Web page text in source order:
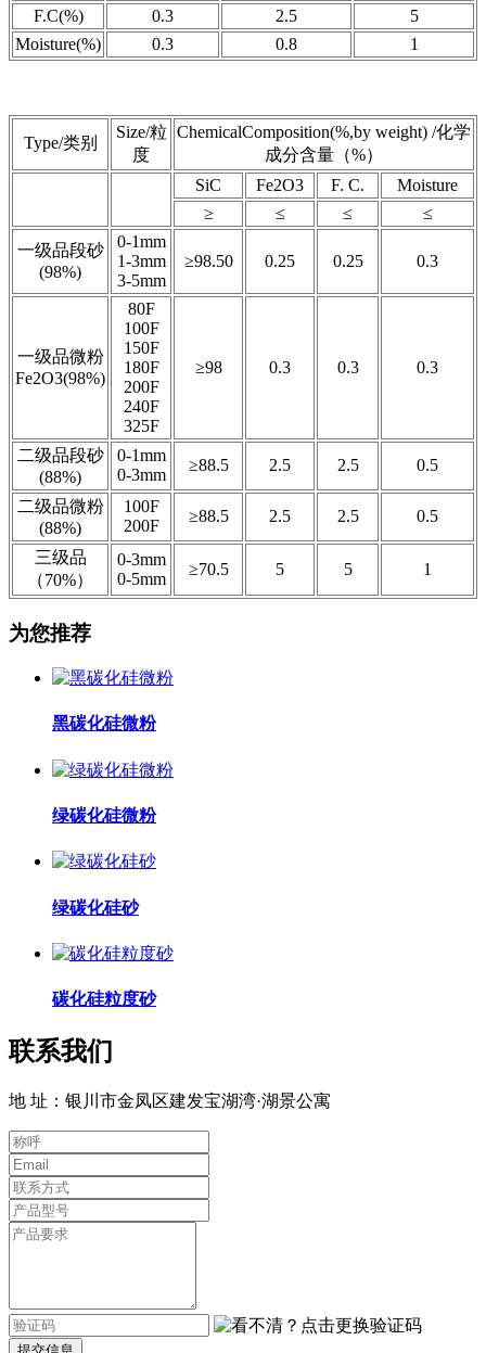
F.C(%)
0.3 2.5
5
Moisture(%)
0.3 0.8 1
Type/类别
Size/粒
度
ChemicalComposition(%,by weight) /化学
成分含量（%）
SiC
Fe2O3 F. C.
Moisture
≥
≤ ≤
≤
一级品段砂
(98%)
0-1mm
1-3mm
3-5mm
≥98.50 0.25 0.25 0.3
一级品微粉
Fe2O3(98%)
80F
100F
150F
180F
200F
240F
325F
≥98 0.3 0.3 0.3
二级品段砂
(88%)
0-1mm
0-3mm
≥88.5 2.5 2.5 0.5
二级品微粉
(88%)
100F
200F
≥88.5 2.5 2.5 0.5
三级品
（70%）
0-3mm
0-5mm
≥70.5 5 5 1
为您推荐
黑碳化硅微粉
绿碳化硅微粉
绿碳化硅砂
碳化硅粒度砂
联系我们
地 址：银川市金凤区建发宝湖湾·湖景公寓